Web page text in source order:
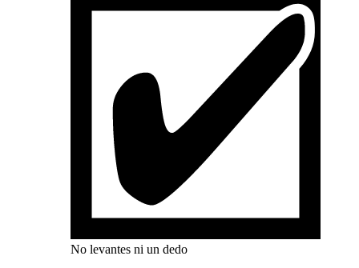
No levantes ni un dedo